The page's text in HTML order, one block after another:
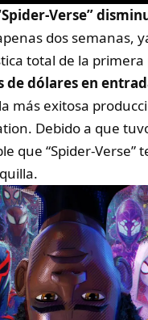
Verse”
dos semanas,
total de la primera
de dólares en
más exitosa
Debido a que
que “Spider-Verse”